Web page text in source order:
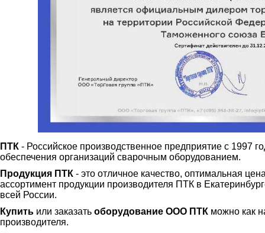
ПТК - Российское производственное предприятие с 1997
обеспечения организаций сварочным оборудованием.
Продукция ПТК - это отличное качество, оптимальная
ассортимент продукции производителя ПТК в
всей России.
Купить или заказать оборудование ООО ПТК можно как
производителя.